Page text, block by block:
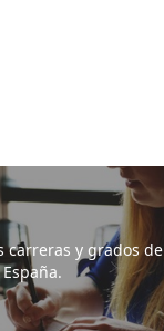
carreras y grados de